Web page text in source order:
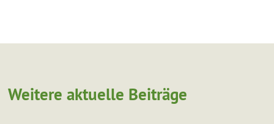
Weitere aktuelle Beiträge